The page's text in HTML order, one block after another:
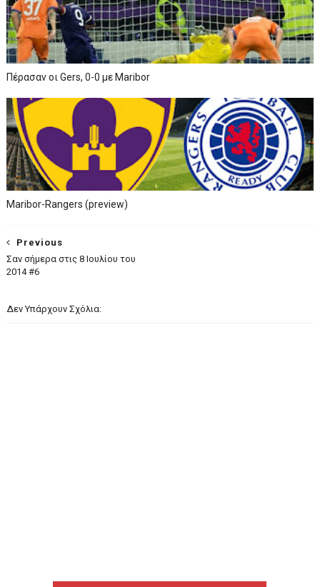
Πέρασαν οι Gers, 0-0 με Maribor
Maribor-Rangers (preview)
Previous
Σαν σήμερα στις 8 Ιουλίου του
2014 #6
Δεν Υπάρχουν Σχόλια: